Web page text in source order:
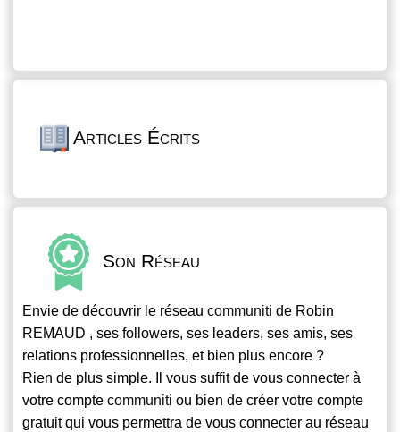
Articles Écrits
Son Réseau
Envie de découvrir le réseau communiti de Robin
REMAUD , ses followers, ses leaders, ses amis, ses
relations professionnelles, et bien plus encore ?
Rien de plus simple. Il vous suffit de vous connecter à
votre compte communiti ou bien de créer votre compte
gratuit qui vous permettra de vous connecter au réseau